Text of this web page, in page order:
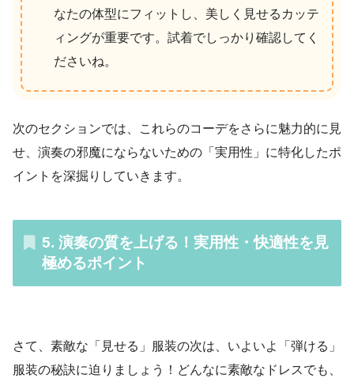
なたの体型にフィットし、美しく見せるカッテ
ィングが重要です。試着でしっかり確認してく
ださいね。
次のセクションでは、これらのコーデをさらに魅力的に見
せ、演奏の邪魔にならないための「実用性」に特化したポ
イントを深掘りしていきます。
5. 演奏の質を上げる！実用性・快適性を見
極めるポイント
さて、素敵な「見せる」服装の次は、いよいよ「弾ける」
服装の秘訣に迫りましょう！どんなに素敵なドレスでも、